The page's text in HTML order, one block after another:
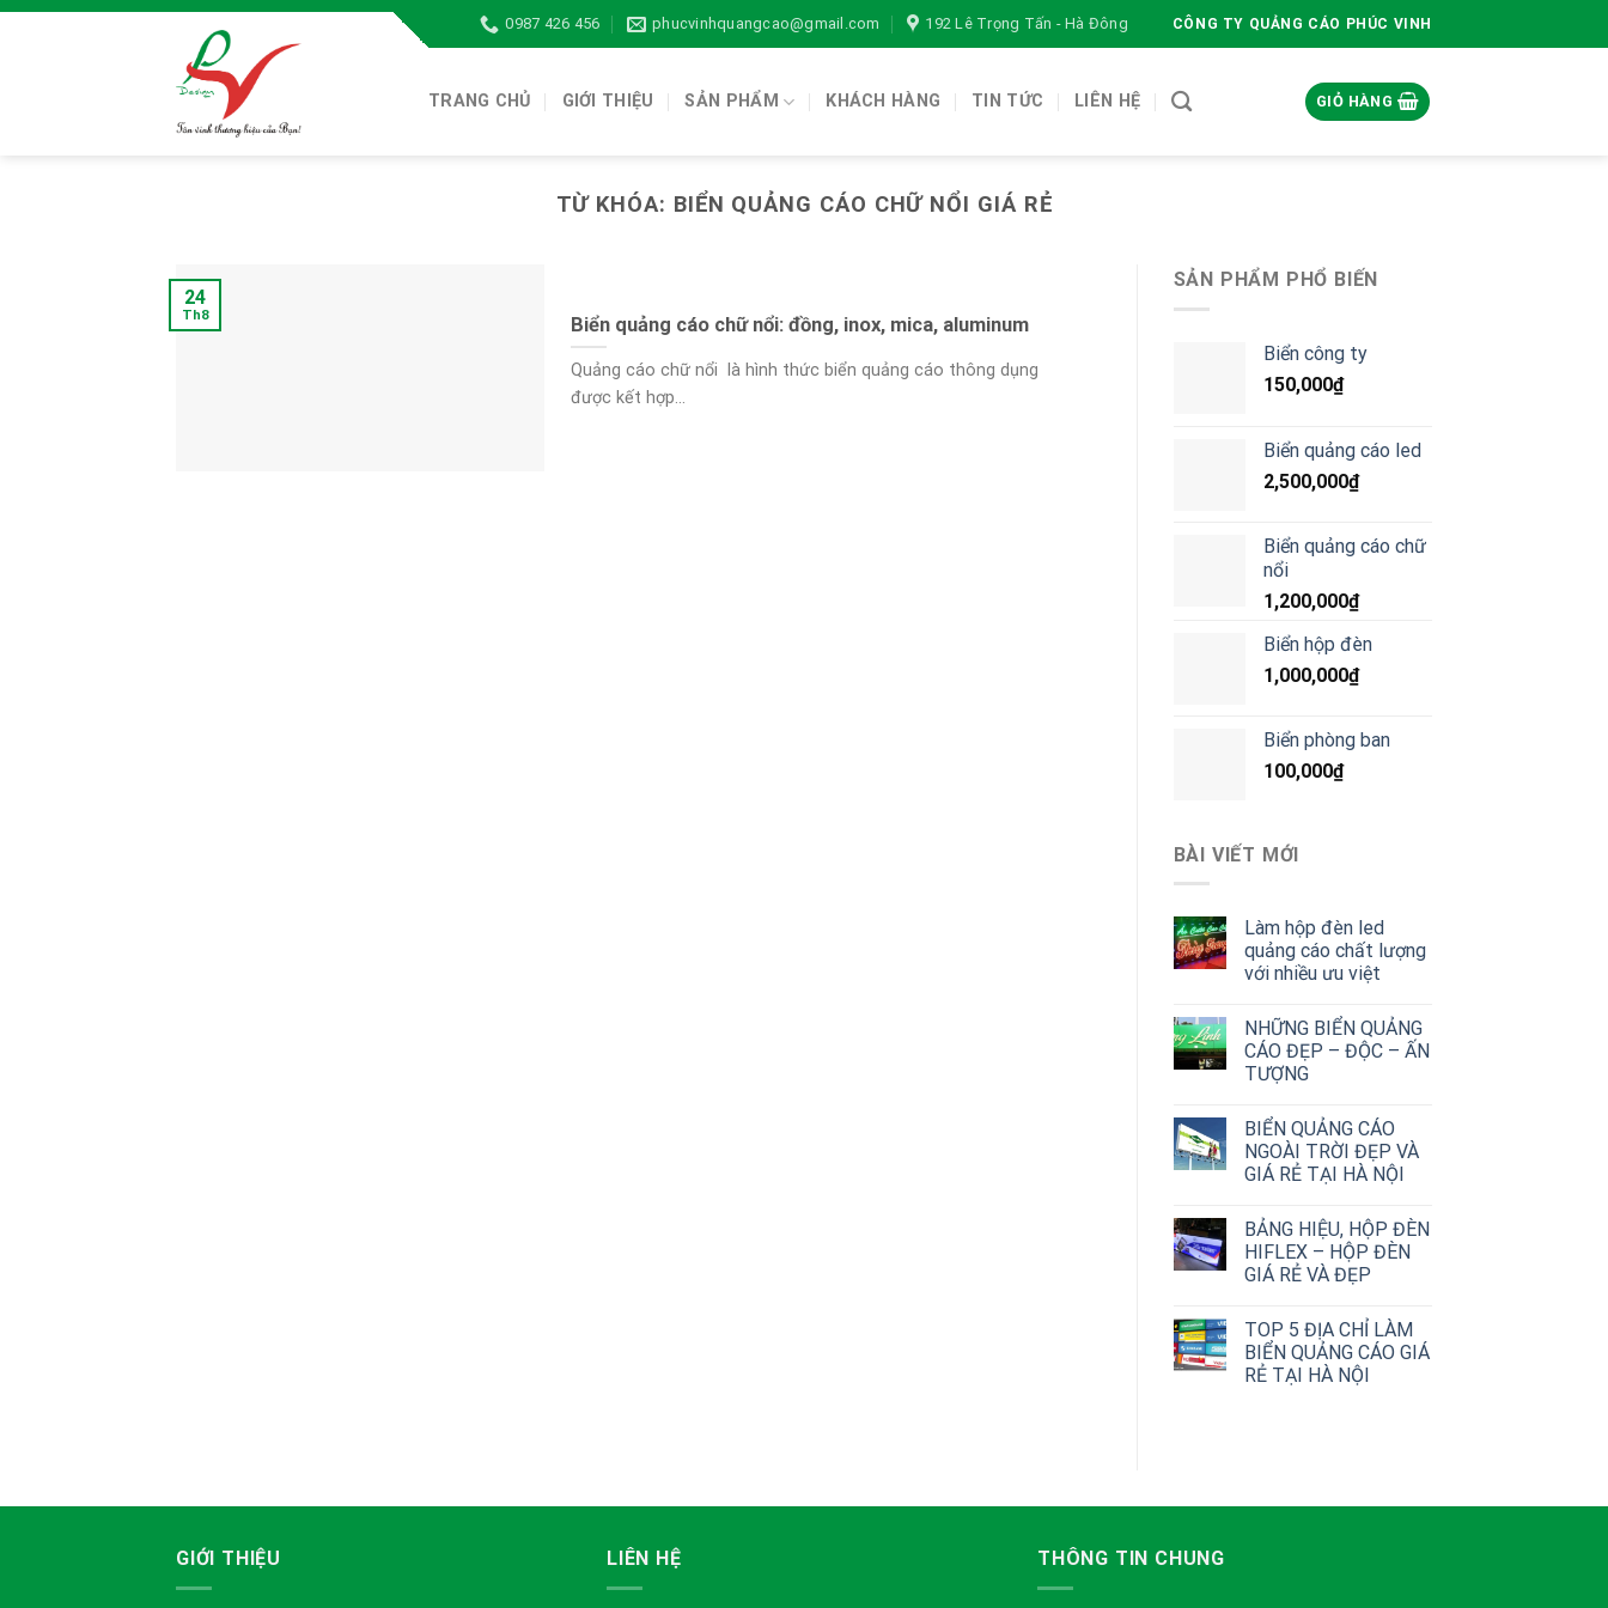
Skip
0987 426 456 phucvinhquangcao@gmail.com 192 Lê Trọng Tấn - Hà Đông CÔNG TY QUẢNG CÁO PHÚC VINH
TRANG CHỦ GIỚI THIỆU SẢN PHẨM KHÁCH HÀNG TIN TỨC LIÊN HỆ GIỎ HÀNG
TỪ KHÓA: BIỂN QUẢNG CÁO CHỮ NỔI GIÁ RẺ
Biển quảng cáo chữ nổi: đồng, inox, mica, aluminum
Quảng cáo chữ nổi là hình thức biển quảng cáo thông dụng
được kết hợp...
24
Th8
SẢN PHẨM PHỔ BIẾN
Biển công ty
150,000₫
Biển quảng cáo led
2,500,000₫
Biển quảng cáo chữ
nổi
1,200,000₫
Biển hộp đèn
1,000,000₫
Biển phòng ban
100,000₫
BÀI VIẾT MỚI
Làm hộp đèn led
quảng cáo chất lượng
với nhiều ưu việt
NHỮNG BIỂN QUẢNG
CÁO ĐẸP – ĐỘC – ẤN
TƯỢNG
BIỂN QUẢNG CÁO
NGOÀI TRỜI ĐẸP VÀ
GIÁ RẺ TẠI HÀ NỘI
BẢNG HIỆU, HỘP ĐÈN
HIFLEX – HỘP ĐÈN
GIÁ RẺ VÀ ĐẸP
TOP 5 ĐỊA CHỈ LÀM
BIỂN QUẢNG CÁO GIÁ
RẺ TẠI HÀ NỘI
GIỚI THIỆU LIÊN HỆ THÔNG TIN CHUNG